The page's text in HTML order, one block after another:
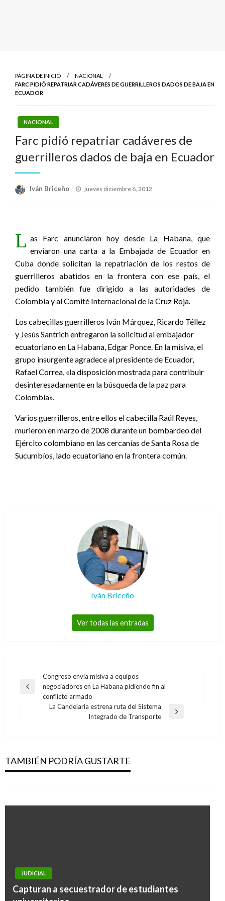
PÁGINA DE INICIO
NACIONAL
FARC PIDIÓ REPATRIAR CADÁVERES DE GUERRILLEROS DADOS DE BAJA EN
ECUADOR
NACIONAL
Farc pidió repatriar cadáveres de
guerrilleros dados de baja en Ecuador
Iván Briceño
Publicado
jueves diciembre 6, 2012
L as Farc anunciaron hoy desde La Habana, que
enviaron una carta a la Embajada de Ecuador en
Cuba donde solicitan la repatriación de los restos de
guerrilleros abatidos en la frontera con ese país, el
pedido también fue dirigido a las autoridades de
Colombia y al Comité Internacional de la Cruz Roja.
Los cabecillas guerrilleros Iván Márquez, Ricardo Téllez
y Jesús Santrich entregaron la solicitud al embajador
ecuatoriano en La Habana, Edgar Ponce. En la misiva, el
grupo insurgente agradece al presidente de Ecuador,
Rafael Correa, «la disposición mostrada para contribuir
desinteresadamente en la búsqueda de la paz para
Colombia».
Varios guerrilleros, entre ellos el cabecilla Raúl Reyes,
murieron en marzo de 2008 durante un bombardeo del
Ejército colombiano en las cercanías de Santa Rosa de
Sucumbíos, lado ecuatoriano en la frontera común.
Iván Briceño
Ver todas las entradas
Navegación
de
entradas
Entrada
Congreso envía misiva a equipos
negociadores en La Habana pidiendo fin al
conflicto armado
La Candelaria estrena ruta del Sistema
Integrado de Transporte
TAMBIÉN PODRÍA GUSTARTE
viviendas y dos carreteras afectadas
Andres Felipe Gama lunes octubre 31, 2016
encuentran disponibles en el portal único del
Estado colombiano
JUDICIAL
Capturan a secuestrador de estudiantes